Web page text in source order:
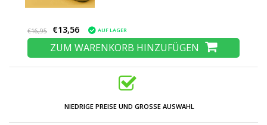
€16,95 €13,56 AUF LAGER
ZUM WARENKORB HINZUFÜGEN
NIEDRIGE PREISE UND GROSSE AUSWAHL